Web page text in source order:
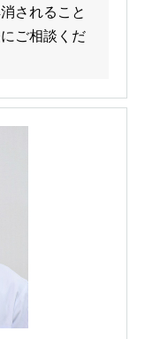
されること
ご相談くだ